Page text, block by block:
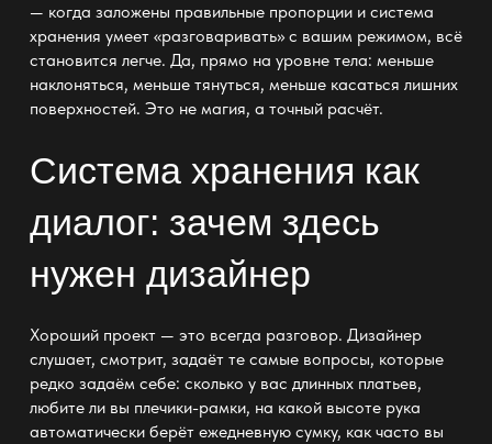
— когда заложены правильные пропорции и система
хранения умеет «разговаривать» с вашим режимом, всё
становится легче. Да, прямо на уровне тела: меньше
наклоняться, меньше тянуться, меньше касаться лишних
поверхностей. Это не магия, а точный расчёт.
Система хранения как
диалог: зачем здесь
нужен дизайнер
Хороший проект — это всегда разговор. Дизайнер
слушает, смотрит, задаёт те самые вопросы, которые
редко задаём себе: сколько у вас длинных платьев,
любите ли вы плечики-рамки, на какой высоте рука
автоматически берёт ежедневную сумку, как часто вы